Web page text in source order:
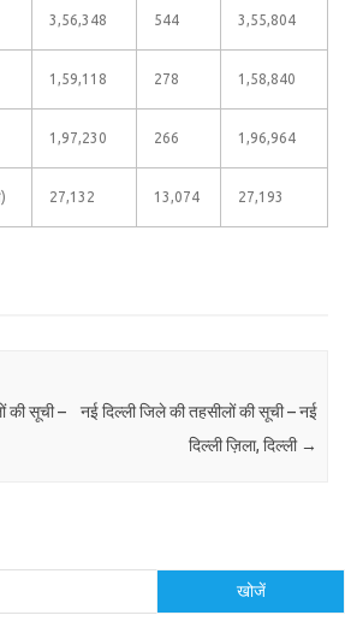
3,56,348 544 3,55,804
1,59,118 278 1,58,840
1,97,230 266 1,96,964
27,132 13,074 27,193
की सूची –
नई दिल्ली जिले की तहसीलों की सूची – नई
दिल्ली ज़िला, दिल्ली →
खोजें